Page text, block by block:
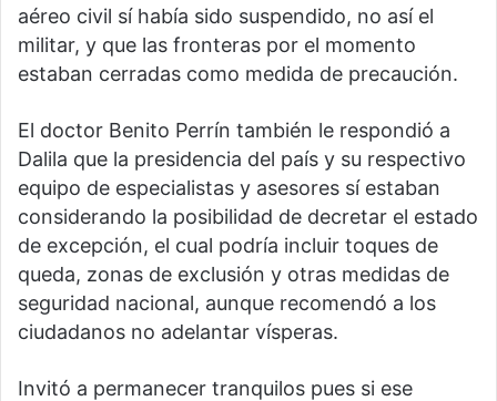
aéreo civil sí había sido suspendido, no así el
militar, y que las fronteras por el momento
estaban cerradas como medida de precaución.
El doctor Benito Perrín también le respondió a
Dalila que la presidencia del país y su respectivo
equipo de especialistas y asesores sí estaban
considerando la posibilidad de decretar el estado
de excepción, el cual podría incluir toques de
queda, zonas de exclusión y otras medidas de
seguridad nacional, aunque recomendó a los
ciudadanos no adelantar vísperas.
Invitó a permanecer tranquilos pues si ese